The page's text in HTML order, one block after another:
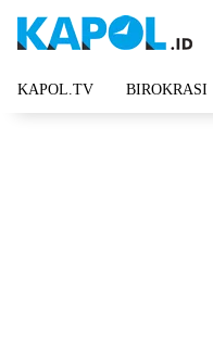
KAPOL.TV BIROKRASI